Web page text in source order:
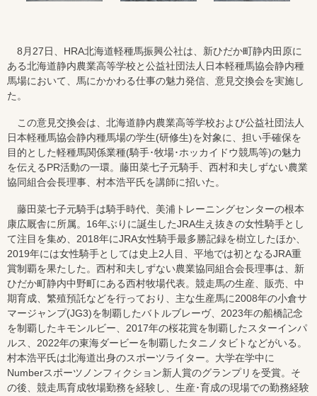
8月27日、HRA北海道軽種馬振興公社は、新ひだか町静内田原に
ある北海道静内農業高等学校と公益社団法人日本軽種馬協会静内種
馬場において、馬にかかわる仕事の魅力発信、意見交換会を実施し
た。
この意見交換会は、北海道静内農業高等学校および公益社団法人
日本軽種馬協会静内種馬場の学生(研修生)を対象に、担い手確保を
目的とした軽種馬関係業種(騎手･牧場･ホッカイドウ競馬等)の魅力
を伝えるPR活動の一環。藤田菜七子元騎手、西村和夫しずない農業
協同組合会長理事、村本浩平氏を講師に招いた。
藤田菜七子元騎手は騎手時代、美浦トレーニングセンターの根本
康広厩舎に所属。16年ぶりに誕生したJRA生え抜きの女性騎手とし
て注目を集め、2018年にJRA女性騎手最多勝記録を樹立したほか、
2019年には女性騎手としては史上2人目、平地では初となるJRA重
賞制覇を果たした。西村和夫しずない農業協同組合会長理事は、新
ひだか町静内中野町にある西村牧場代表。競走馬の生産、販売、中
期育成、繁殖預託などを行っており、主な生産馬に2008年の小倉サ
マージャンプ(JG3)を制覇したバトルブレーヴ、2023年の船橋記念
を制覇したキモンルビー、2017年の桜花賞を制覇したスターインパ
ルス、2022年の東海ダービーを制覇したタニノタビトなどがいる。
村本浩平氏は北海道出身のスポーツライター。大学在学中に
Numberスポーツノンフィクション新人賞のグランプリを受賞。そ
の後、競走馬育成牧場勤務を経験し、生産･育成の現場での勤務経験